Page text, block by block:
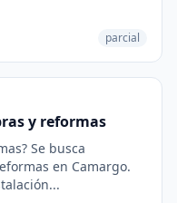
parcial
y reformas
Se busca
en Camargo.